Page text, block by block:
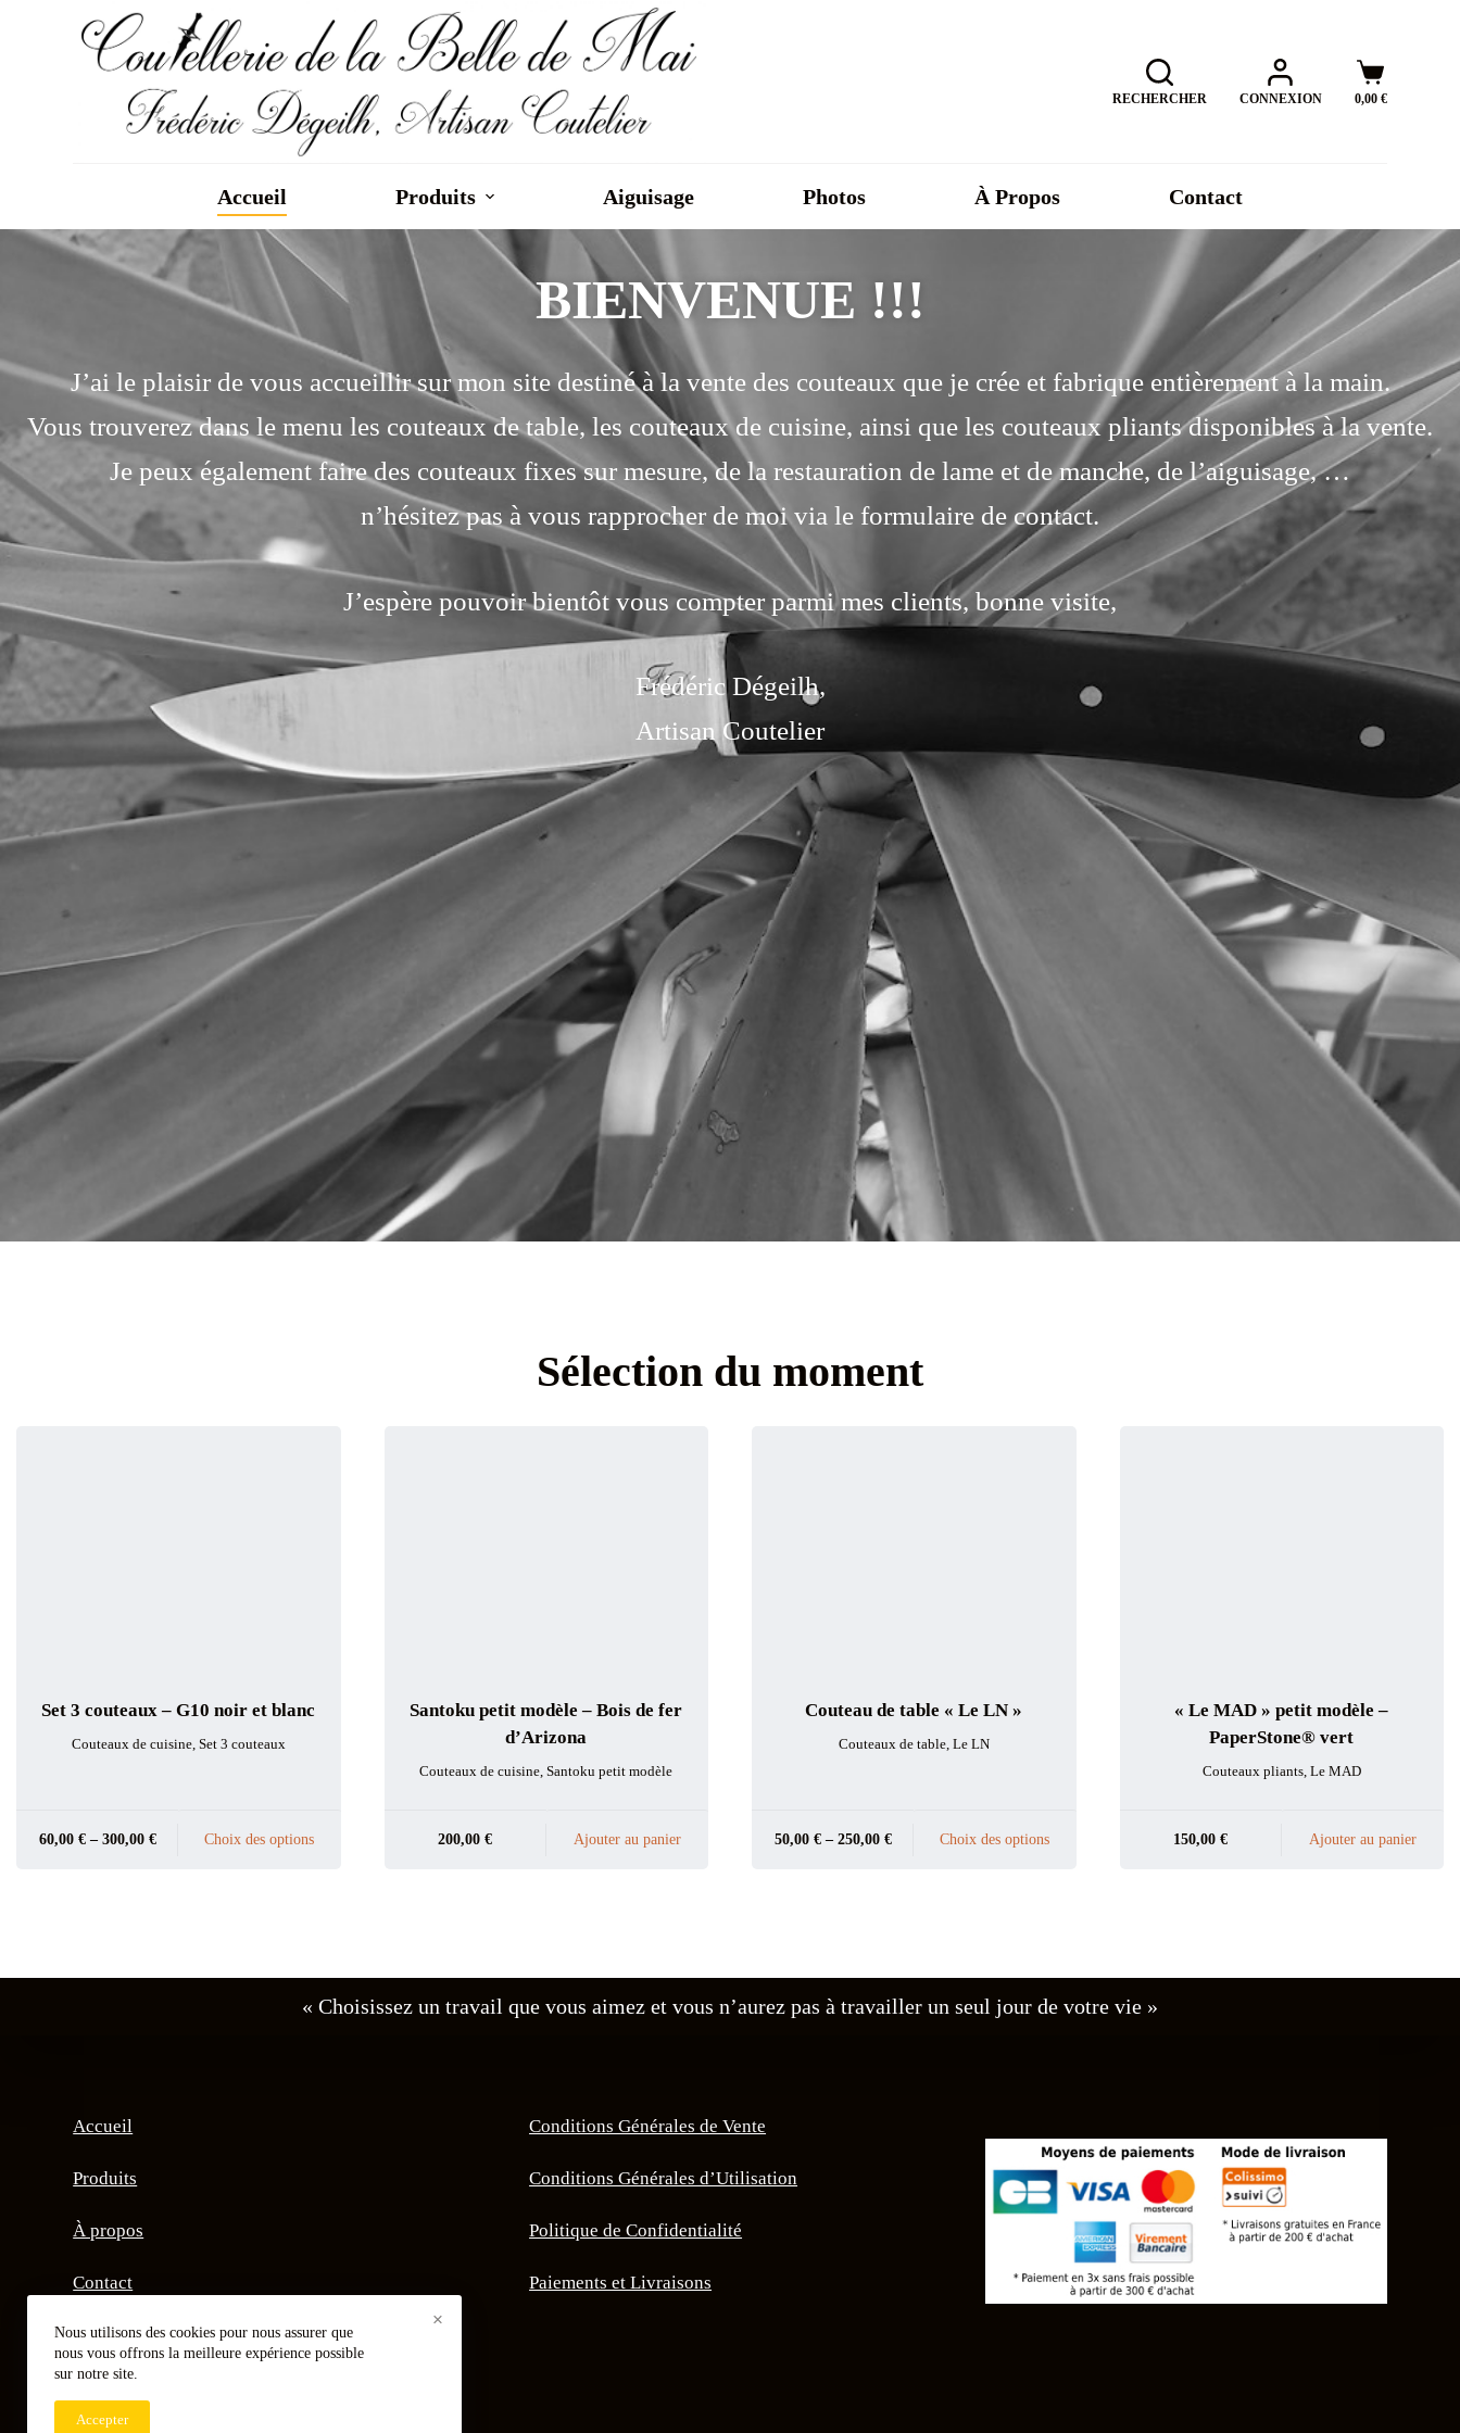
u
n
u
RECHERCHER CONNEXION 0,00 €
Accueil Produits Aiguisage Photos À Propos Contact
BIENVENUE !!!
J’ai le plaisir de vous accueillir sur mon site destiné à la vente des couteaux que je crée et fabrique entièrement à la main.
Vous trouverez dans le menu les couteaux de table, les couteaux de cuisine, ainsi que les couteaux pliants disponibles à la vente.
Je peux également faire des couteaux fixes sur mesure, de la restauration de lame et de manche, de l’aiguisage, …
n’hésitez pas à vous rapprocher de moi via le formulaire de contact.
J’espère pouvoir bientôt vous compter parmi mes clients, bonne visite,
Frédéric Dégeilh,
Artisan Coutelier
Sélection du moment
Set 3 couteaux – G10 noir et blanc
Couteaux de cuisine, Set 3 couteaux
60,00 €– 300,00 € Choix des options
Santoku petit modèle – Bois de fer
d’Arizona
Couteaux de cuisine ,Santoku petit modèle
200,00€ Ajouter au panier
Couteau de table « Le LN »
Couteaux de table, Le LN
50,00 €– 250,00 € Choix des options
« Le MAD » petit modèle –
PaperStone® vert
Couteaux pliants, Le MAD
150,00€ Ajouter au panier
« Choisissez un travail que vous aimez et vous n’aurez pas à travailler un seul jour de votre vie »
Accueil
Produits
À propos
Contact
Conditions Générales de Vente
Conditions Générales d’Utilisation
Politique de Confidentialité
Paiements et Livraisons
Nous utilisons des cookies pour nous assurer que
nous vous offrons la meilleure expérience possible
sur notre site.
Accepter
×